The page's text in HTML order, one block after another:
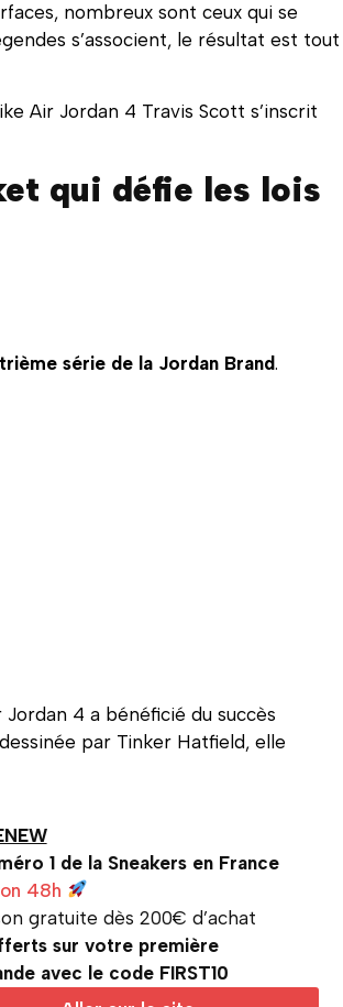
nombreux sont ceux qui se
s’associent, le résultat est tout
Air Jordan 4 Travis Scott s’inscrit
qui défie les lois
série de la Jordan Brand.
4 a bénéficié du succès
par Tinker Hatfield, elle
1 de la Sneakers en France
48h
gratuite dès 200€ d’achat
sur votre première
avec le code FIRST10